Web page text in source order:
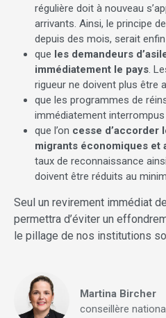
régulière doit à nouveau
arrivants. Ainsi, le principe
depuis des mois, serait
que les demandeurs
immédiatement le pays.
rigueur ne doivent plus être
que les programmes de
immédiatement interrompus
que l’on cesse d’accorder
migrants économiques et
taux de reconnaissance
doivent être réduits au
Seul un revirement immédiat
permettra d’éviter un
le pillage de nos institutions
Martina Bircher
conseillère